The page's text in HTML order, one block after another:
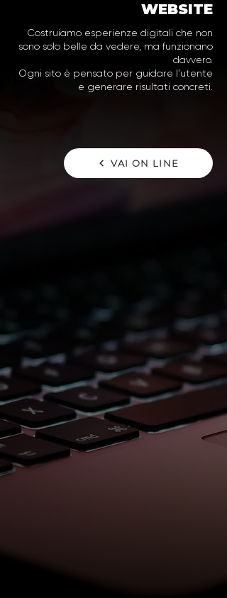
WEBSITE
Costruiamo esperienze digitali che non
sono solo belle da vedere, ma funzionano
davvero.
Ogni sito è pensato per guidare l’utente
e generare risultati concreti.
VAI ON LINE